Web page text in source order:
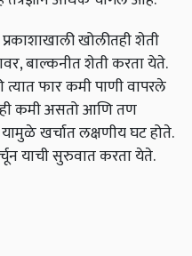
प्रकाशाखाली खोलीतही शेती
बाल्कनीत शेती करता येते.
फार कमी पाणी वापरले
कमी असतो आणि तण
खर्चात लक्षणीय घट होते.
याची सुरुवात करता येते.